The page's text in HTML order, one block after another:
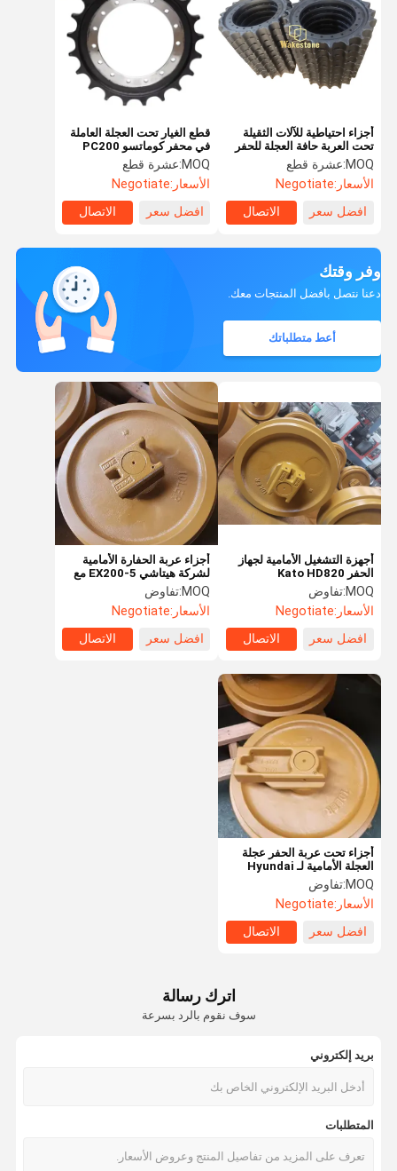
قطع الغيار تحت العجلة العاملة
في محفر كوماتسو PC200
MOQ: عشرة قطع
الأسعار:Negotiate
افضل سعر
الاتصال
أجزاء احتياطية للآلات الثقيلة
تحت العربة حافة العجلة للحفر
E300 E300b E320 E320c
MOQ: عشرة قطع
الأسعار:Negotiate
افضل سعر
الاتصال
وفر وقتك
دعنا نتصل بأفضل المنتجات معك.
أعط متطلباتك
أجهزة التشغيل الأمامية لجهاز
الحفر Kato HD820
MOQ: تفاوض
الأسعار:Negotiate
افضل سعر
الاتصال
أجزاء عربة الحفارة الأمامية
لشركة هيتاشي EX200-5 مع
عمر طويل
MOQ: تفاوض
الأسعار:Negotiate
افضل سعر
الاتصال
أجزاء تحت عربة الحفر عجلة
العجلة الأمامية لـ Hyundai
R225-7 الفولاذ اللاصق العالي
MOQ: تفاوض
الأسعار:Negotiate
افضل سعر
الاتصال
اترك رسالة
سوف نقوم بالرد بسرعة
بريد إلكتروني
المتطلبات